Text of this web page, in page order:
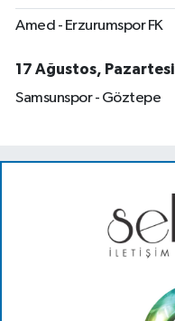
Amed - Erzurumspor FK
17 Ağustos, Pazartesi
Samsunspor - Göztepe